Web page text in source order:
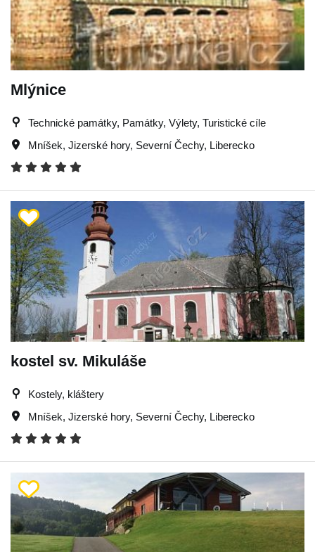
Mlýnice
Technické památky, Památky, Výlety, Turistické cíle
Mníšek, Jizerské hory, Severní Čechy, Liberecko
kostel sv. Mikuláše
Kostely, kláštery
Mníšek, Jizerské hory, Severní Čechy, Liberecko